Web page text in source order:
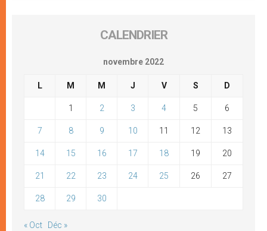
CALENDRIER
novembre 2022
L M M J V S D
1 2 3 4 5 6
7 8 9 10 11 12 13
14 15 16 17 18 19 20
21 22 23 24 25 26 27
28 29 30
« Oct Déc »